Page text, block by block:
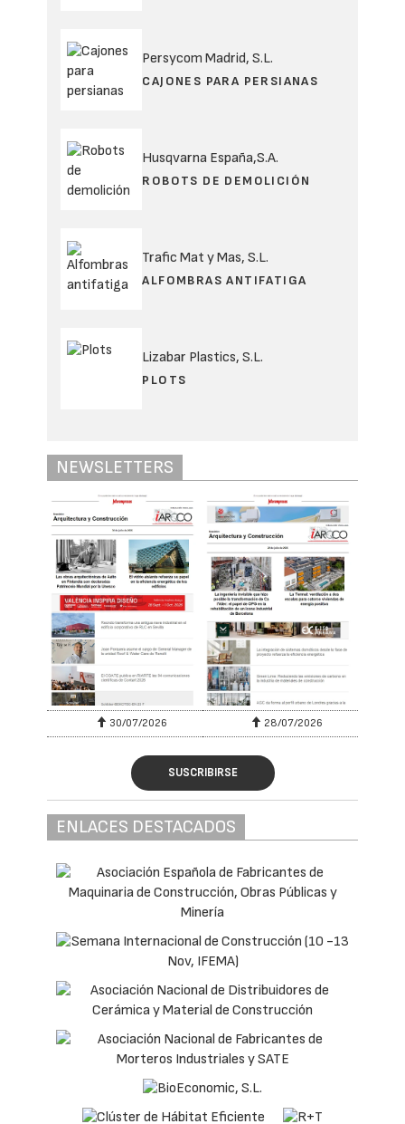
Persycom Madrid, S.L.
CAJONES PARA PERSIANAS
Husqvarna España,S.A.
ROBOTS DE DEMOLICIÓN
Trafic Mat y Mas, S.L.
ALFOMBRAS ANTIFATIGA
Lizabar Plastics, S.L.
PLOTS
NEWSLETTERS
30/07/2026 28/07/2026
SUSCRIBIRSE
ENLACES DESTACADOS